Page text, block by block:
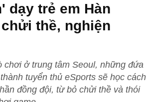
dạy trẻ em Hàn
thề, nghiện
chơi ở trung tâm Seoul, những đứa
tuyển thủ eSports sẽ học cách
đồng đội, từ bỏ chửi thề và thói